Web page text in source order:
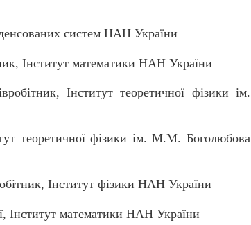
систем НАН України
Інститут математики НАН України
Інститут теоретичної фізики ім.
теоретичної фізики ім. М.М. Боголюбова
Інститут фізики НАН України
Інститут математики НАН України